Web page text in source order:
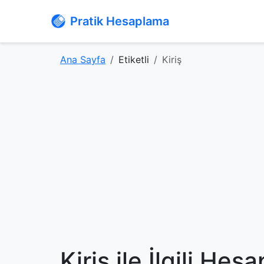
Pratik Hesaplama
Ana Sayfa Etiketli Kiriş